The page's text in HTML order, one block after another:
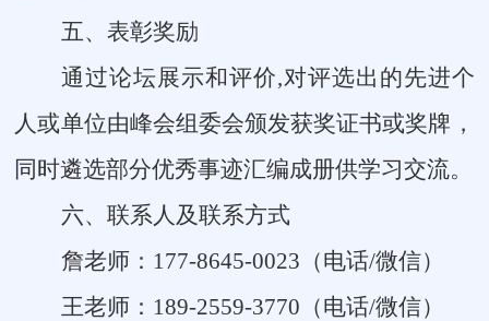
五、表彰奖励
通过论坛展示和评价,对评选出的先进个
人或单位由峰会组委会颁发获奖证书或奖牌，
同时遴选部分优秀事迹汇编成册供学习交流。
六、联系人及联系方式
詹老师：177-8645-0023（电话/微信）
王老师：189-2559-3770（电话/微信）